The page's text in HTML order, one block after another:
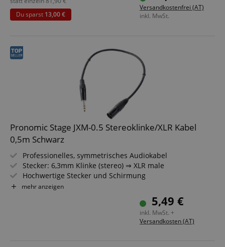
10 Stück im Set
Versandkostenfrei (AT)
inkl. MwSt.
Du sparst 13,00 €
Pronomic Stage JXM-0.5 Stereoklinke/XLR Kabel
0,5m Schwarz
Professionelles, symmetrisches Audiokabel
Stecker: 6,3mm Klinke (stereo) ⇒ XLR male
Hochwertige Stecker und Schirmung
Länge: 0,5m
mehr anzeigen
5,49 €
inkl. MwSt. +
Versandkosten (AT)